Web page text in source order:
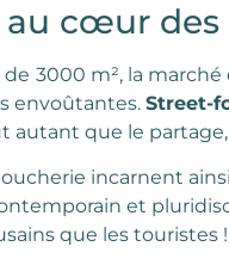
au cœur des
de 3000 m², la
envoûtantes. Street-
autant que le
incarnent
et
que les touristes !